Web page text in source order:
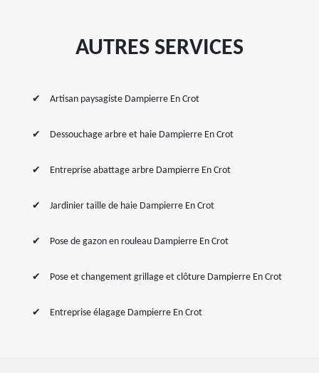
AUTRES SERVICES
Artisan paysagiste Dampierre En Crot
Dessouchage arbre et haie Dampierre En Crot
Entreprise abattage arbre Dampierre En Crot
Jardinier taille de haie Dampierre En Crot
Pose de gazon en rouleau Dampierre En Crot
Pose et changement grillage et clôture Dampierre En Crot
Entreprise élagage Dampierre En Crot